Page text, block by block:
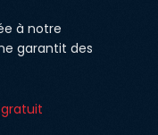
à notre
garantit des